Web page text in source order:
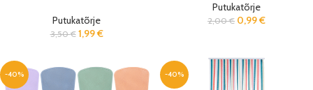
Putukatõrje
3,50€ 1,99€
Putukatõrje
2,00€ 0,99€
-40% -40%